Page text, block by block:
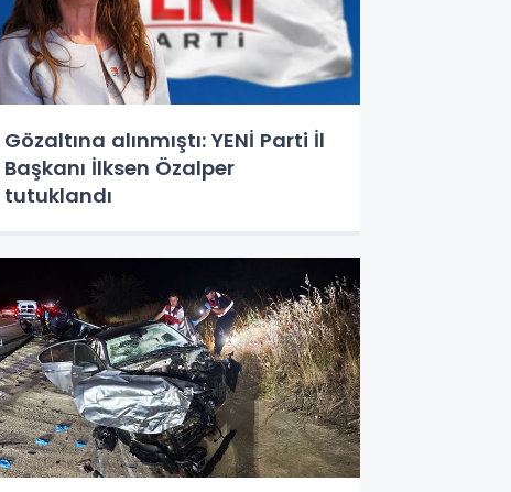
Gözaltına alınmıştı: YENİ Parti İl
Başkanı İlksen Özalper
tutuklandı